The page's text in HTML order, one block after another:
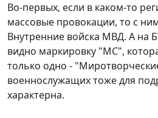
Во-первых, если в каком-то
массовые провокации, то с
Внутренние войска МВД. А на
видно маркировку "МС",
только одно -
военнослужащих тоже для
характерна.